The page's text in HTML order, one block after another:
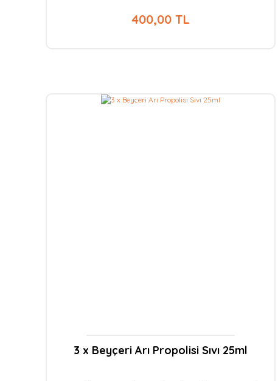
400,00 TL
3 x Beyçeri Arı Propolisi Sıvı 25ml